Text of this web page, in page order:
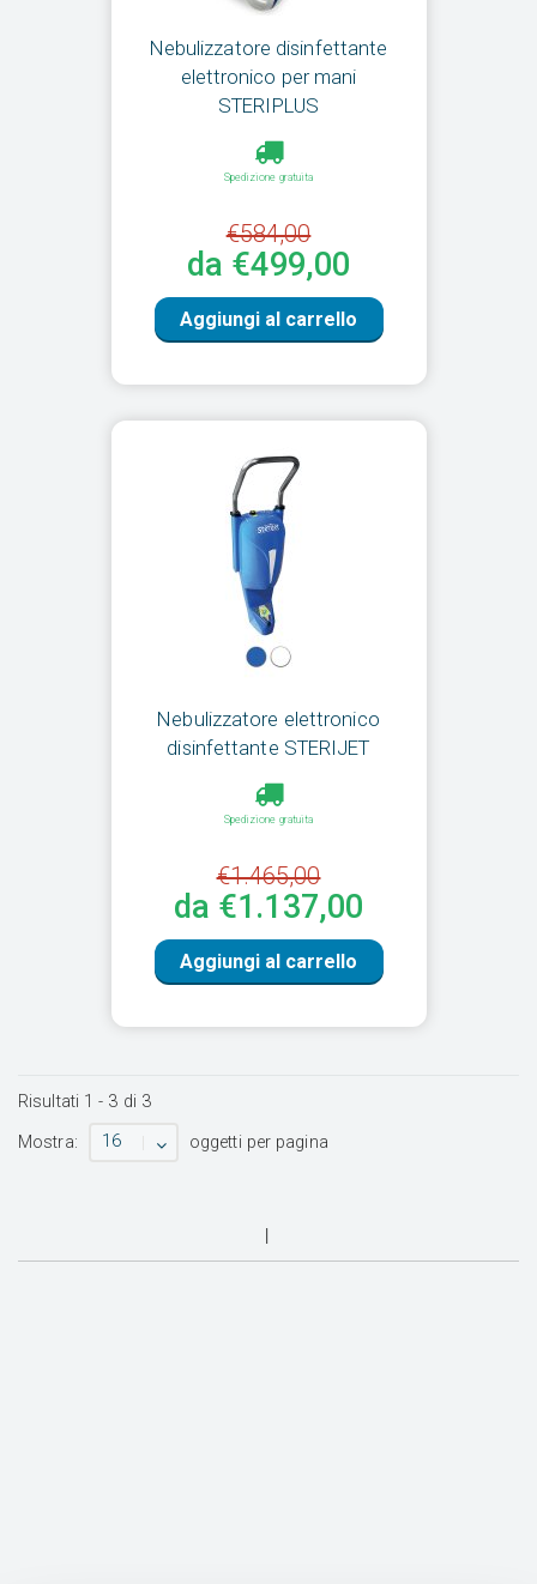
Nebulizzatore disinfettante
elettronico per mani
STERIPLUS
Spedizione gratuita
€584,00
da €499,00
Aggiungi al carrello
Nebulizzatore elettronico
disinfettante STERIJET
Spedizione gratuita
€1.465,00
da €1.137,00
Aggiungi al carrello
Risultati 1 - 3 di 3
Mostra:
16 oggetti per pagina